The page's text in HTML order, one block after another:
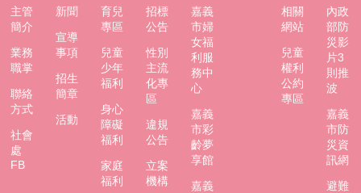
市
政
社
會
處
主管
簡介
業務
職掌
聯絡
方式
社會
處
FB
新聞
宣導
事項
招生
簡章
活動
育兒
專區
兒童
少年
福利
身心
障礙
福利
家庭
福利
招標
公告
性別
主流
化專
區
違規
公告
立案
機構
嘉義
市婦
女福
利服
務中
心
嘉義
市彩
齡夢
享館
嘉義
相關
網站
兒童
權利
公約
專區
內政
部防
災影
片3
則推
波
嘉義
市防
災資
訊網
避難